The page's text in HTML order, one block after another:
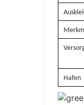
Hafen